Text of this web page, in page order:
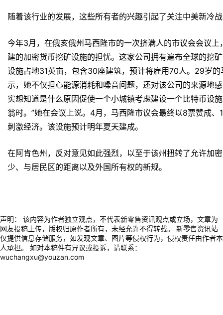
随着该行业的发展，这些所有者的兴趣引起了关注中美新冷
今年3月，在俄亥俄州马西隆市的一次挤满人的市议会会议
建的加密货币挖矿设施的担忧。这家公司拥有遍布全球的挖
设施占地31英亩，包含30座建筑，预计将雇用70人。29岁
示，她不仅担心能源消耗和噪音问题，还对该公司的来源地
实想知道是什么原因促使一个小城镇考虑建设一个比特币设
翁时。”她在会议上说。4月，马西隆市议会最终以8票赞成
刺激经济。该设施预计明年夏天建成。
在阿肯色州，反对意见如此强烈，以至于该州扭转了允许加
少、与居民区的距离以及外国所有权的新规。
声明： 该内容为作者独立观点，不代表新零售资讯观点或立场，文章为
网友投稿上传，版权归原作者所有，未经允许不得转载。 新零售资讯站
仅提供信息存储服务，如发现文章、图片等侵权行为，侵权责任由作者本
人承担。 如对本稿件有异议或投诉，请联系：
wuchangxu@youzan.com